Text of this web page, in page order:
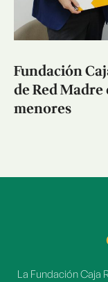
Fundación
de Red
menores
La Fundación Caja